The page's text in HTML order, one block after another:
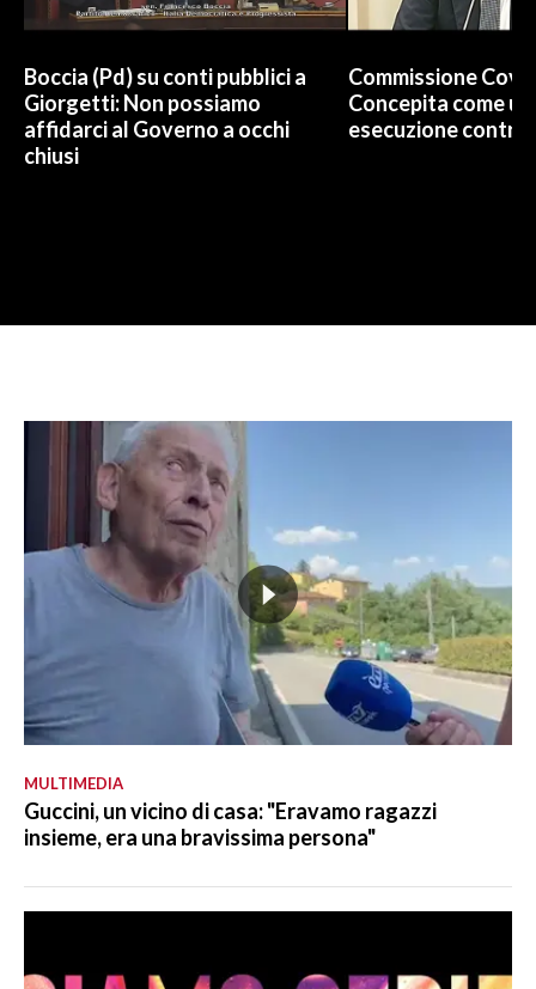
Boccia (Pd) su conti pubblici a
Giorgetti: Non possiamo
affidarci al Governo a occhi
chiusi
Commissione
Concepita come
esecuzione contro
MULTIMEDIA
Guccini, un vicino di casa: "Eravamo ragazzi
insieme, era una bravissima persona"